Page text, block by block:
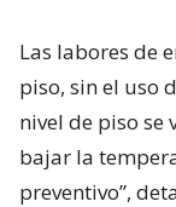
Las labores de
piso, sin el uso
nivel de piso se
bajar la
preventivo”,